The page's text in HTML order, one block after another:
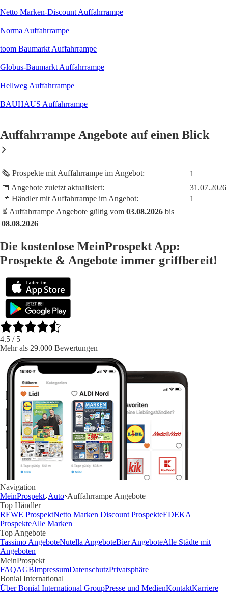
Netto Marken-Discount Auffahrrampe
Norma Auffahrrampe
toom Baumarkt Auffahrrampe
Globus-Baumarkt Auffahrrampe
Hellweg Auffahrrampe
BAUHAUS Auffahrrampe
Auffahrrampe Angebote auf einen Blick
🗞️ Prospekte mit Auffahrrampe im Angebot:
1
📅 Angebote zuletzt aktualisiert:
31.07.2026
📌 Händler mit Auffahrrampe im Angebot:
1
⏳ Auffahrrampe Angebote gültig vom 03.08.2026 bis
08.08.2026
Die kostenlose MeinProspekt App:
Prospekte & Angebote immer griffbereit!
4.5 / 5
Mehr als 29.000 Bewertungen
Navigation
MeinProspekt Auto Auffahrrampe Angebote
Top Händler
REWE ProspektNetto Marken Discount ProspekteEDEKA
ProspekteAlle Marken
Top Angebote
Tassimo AngeboteNutella AngeboteBier AngeboteAlle Städte mit
Angeboten
MeinProspekt
FAQAGBImpressumDatenschutzPrivatsphäre
Bonial International
Über Bonial International GroupPresse und MedienKontaktKarriere